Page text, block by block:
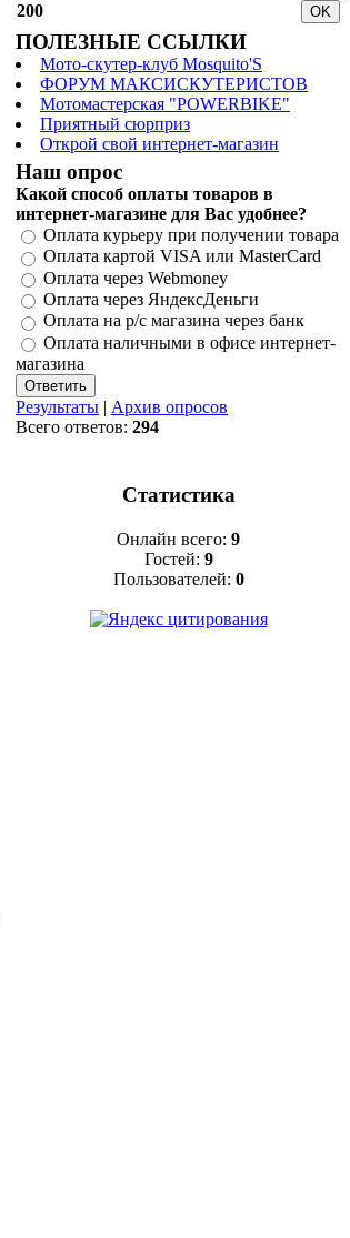
200
ПОЛЕЗНЫЕ ССЫЛКИ
Мото-скутер-клуб Mosquito'S
ФОРУМ МАКСИСКУТЕРИСТОВ
Мотомастерская "POWERBIKE"
Приятный сюрприз
Открой свой интернет-магазин
Наш опрос
Какой способ оплаты товаров в
интернет-магазине для Вас удобнее?
Оплата курьеру при получении товара
Оплата картой VISA или MasterCard
Оплата через Webmoney
Оплата через ЯндексДеньги
Оплата на р/с магазина через банк
Оплата наличными в офисе интернет-
магазина
Результаты | Архив опросов
Всего ответов: 294
Статистика
Онлайн всего: 9
Гостей: 9
Пользователей: 0